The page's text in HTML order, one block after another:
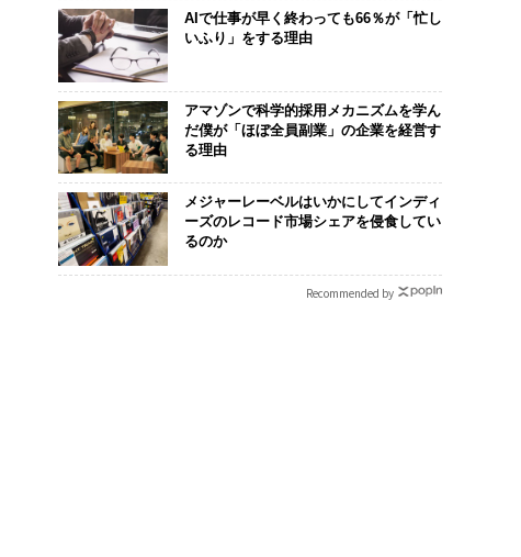
AIで仕事が早く終わっても66％が「忙し
いふり」をする理由
アマゾンで科学的採用メカニズムを学ん
だ僕が「ほぼ全員副業」の企業を経営す
る理由
メジャーレーベルはいかにしてインディ
ーズのレコード市場シェアを侵食してい
るのか
Recommended by